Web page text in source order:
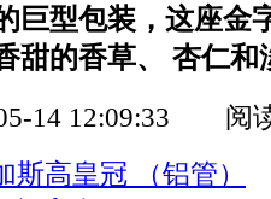
巨型包装，这座金
甜的香草、 杏仁和
14 12:09:33 阅